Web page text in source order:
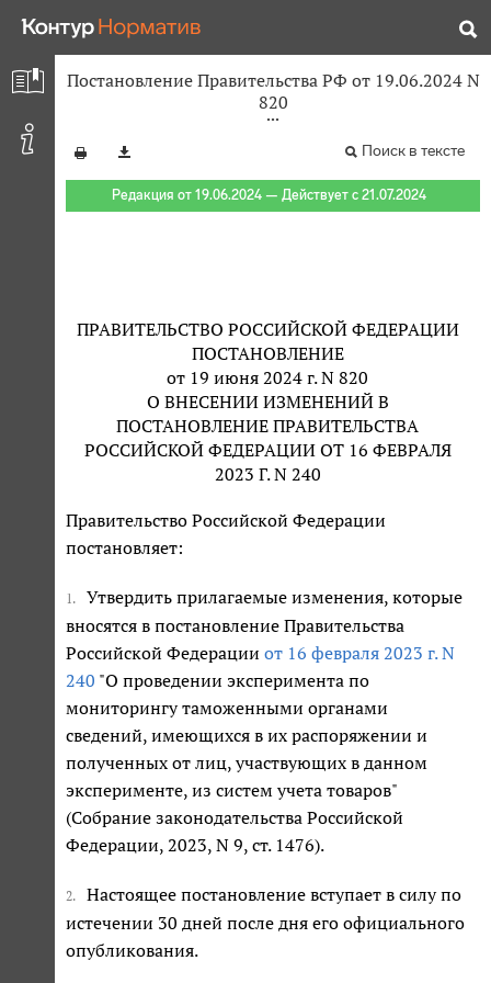
Постановление Правительства РФ от 19.06.2024 N
820
Поиск в тексте
Редакция от 19.06.2024 — Действует с 21.07.2024
ПРАВИТЕЛЬСТВО РОССИЙСКОЙ ФЕДЕРАЦИИ
ПОСТАНОВЛЕНИЕ
от 19 июня 2024 г. N 820
О ВНЕСЕНИИ ИЗМЕНЕНИЙ В
ПОСТАНОВЛЕНИЕ ПРАВИТЕЛЬСТВА
РОССИЙСКОЙ ФЕДЕРАЦИИ ОТ 16 ФЕВРАЛЯ
2023 Г. N 240
Правительство Российской Федерации
постановляет:
1.
Утвердить прилагаемые изменения, которые
вносятся в постановление Правительства
Российской Федерации от 16 февраля 2023 г. N
240 "О проведении эксперимента по
мониторингу таможенными органами
сведений, имеющихся в их распоряжении и
полученных от лиц, участвующих в данном
эксперименте, из систем учета товаров"
(Собрание законодательства Российской
Федерации, 2023, N 9, ст. 1476).
2.
Настоящее постановление вступает в силу по
истечении 30 дней после дня его официального
опубликования.